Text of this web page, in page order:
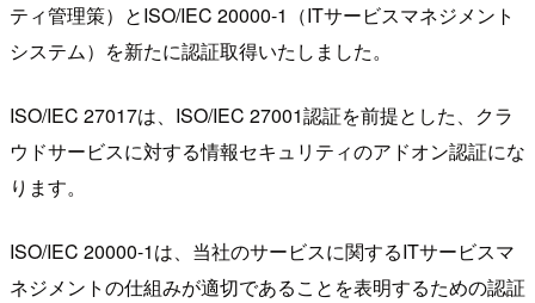
ティ管理策）とISO/IEC 20000-1（ITサービスマネジメント
システム）を新たに認証取得いたしました。
ISO/IEC 27017は、ISO/IEC 27001認証を前提とした、クラ
ウドサービスに対する情報セキュリティのアドオン認証にな
ります。
ISO/IEC 20000-1は、当社のサービスに関するITサービスマ
ネジメントの仕組みが適切であることを表明するための認証